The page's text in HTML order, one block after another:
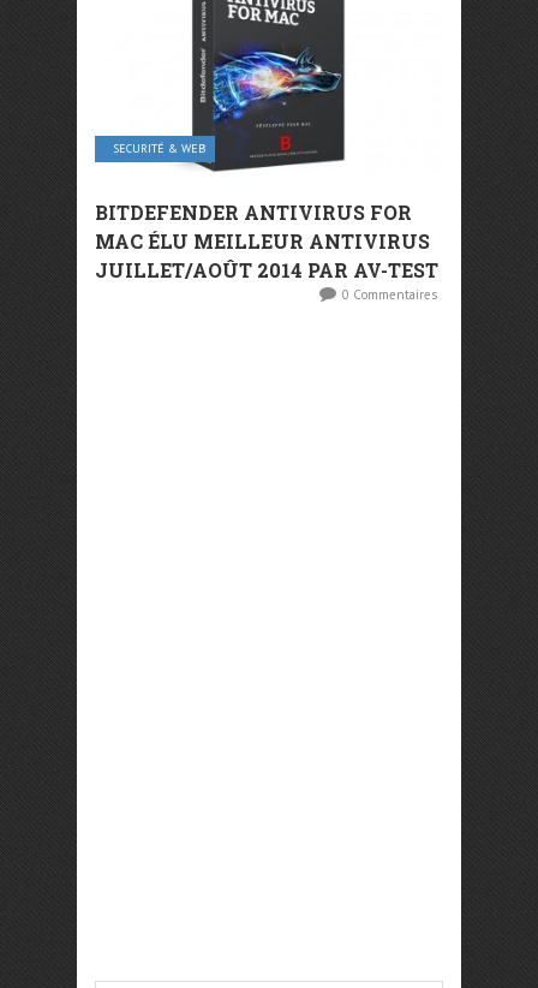
SECURITÉ & WEB
BITDEFENDER ANTIVIRUS FOR
MAC ÉLU MEILLEUR ANTIVIRUS
JUILLET/AOÛT 2014 PAR AV-TEST
0 Commentaires